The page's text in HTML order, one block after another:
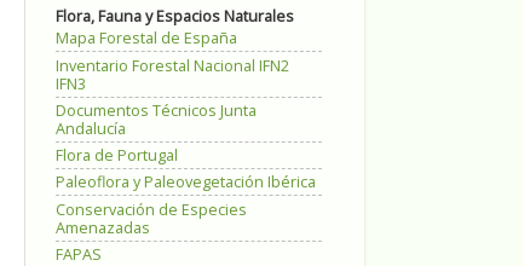
Flora, Fauna y Espacios Naturales
Mapa Forestal de España
Inventario Forestal Nacional IFN2
IFN3
Documentos Técnicos Junta
Andalucía
Flora de Portugal
Paleoflora y Paleovegetación Ibérica
Conservación de Especies
Amenazadas
FAPAS